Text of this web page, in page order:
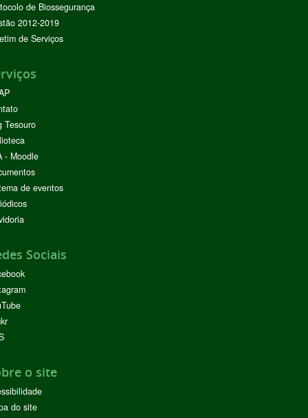
de Biossegurança
2012-2019
de Serviços
Tesouro
- Moodle
de eventos
Sociais
o site
do site